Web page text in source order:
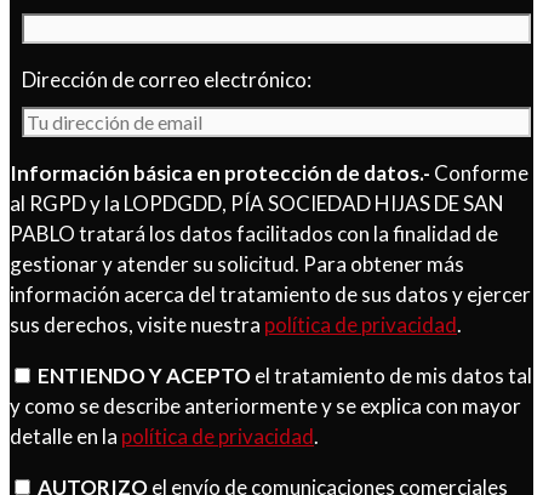
Dirección de correo electrónico:
Información básica en protección de datos.- Conforme
al RGPD y la LOPDGDD, PÍA SOCIEDAD HIJAS DE SAN
PABLO tratará los datos facilitados con la finalidad de
gestionar y atender su solicitud. Para obtener más
información acerca del tratamiento de sus datos y ejercer
sus derechos, visite nuestra política de privacidad.
ENTIENDO Y ACEPTOel tratamiento de mis datos tal
y como se describe anteriormente y se explica con mayor
detalle en la política de privacidad.
AUTORIZOel envío de comunicaciones comerciales